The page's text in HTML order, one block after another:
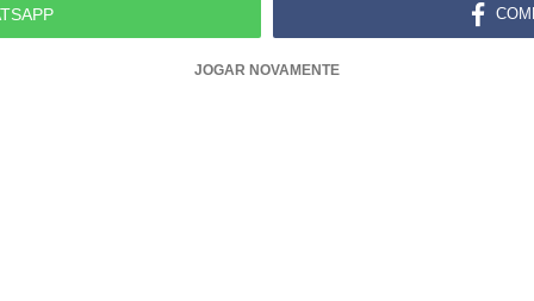
JOGAR NOVAMENTE